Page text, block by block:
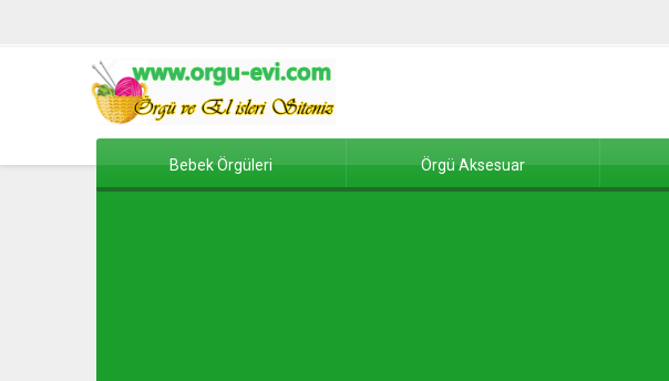
Bebek Örgüleri Örgü Aksesuar